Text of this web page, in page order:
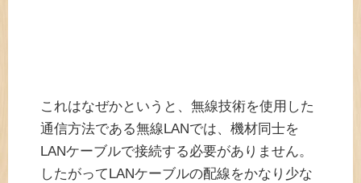
これはなぜかというと、無線技術を使用した
通信方法である無線LANでは、機材同士を
LANケーブルで接続する必要がありません。
したがってLANケーブルの配線をかなり少な